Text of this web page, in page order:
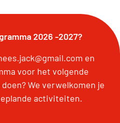
2026 -2027?
en
voor het volgende
We verwelkomen je
activiteiten.